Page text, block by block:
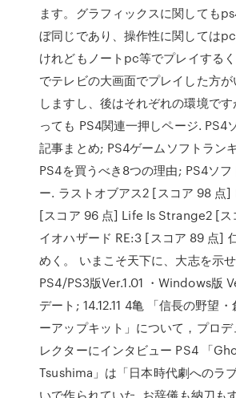
ます。グラフィックスに関しても
ぼ同じであり、操作性に関しては
けれどもノートpc等でプレイする
でテレビの大画面でプレイした方
しますし、後はそれぞれの環境で
っても PS4関連一押しページ. PS4
記事まとめ; PS4ゲームソフトラン
PS4を買うべき8つの理由; PS4ソフ
ー. ラストオブアス2 [スコア 98 点]
[スコア 96 点] Life Is Strange2 [ス
イオハザード RE:3 [スコア 89 点]
めく。 いまこそ天下に、大志を示せ
PS4/PS3版Ver.1.01 ・Windows版
デート; 14.12.11 4亀 「信長の野望
ーアップキット」について，プロデ
レクターにインタビュー PS4 「
Tsushima」は「日本時代劇へのラ
いで作られていた. お辞儀も納刀も